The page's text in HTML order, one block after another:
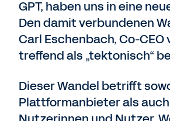
GPT, haben uns in eine
Den damit verbundenen
Carl Eschenbach, Co-CEO
treffend als „tektonisch“
Dieser Wandel betrifft
Plattformanbieter als